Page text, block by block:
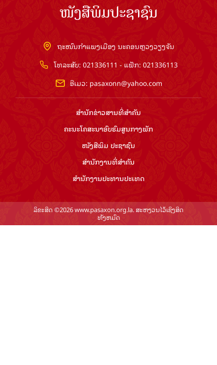
ໜັງສືພິມປະຊາຊົນ
ຖະໜົນກຳແພງເມືອງ ນະຄອນຫຼວງວຽງຈັນ
ໂທລະສັບ: 021336111 - ແຟັກ: 021336113
ອີເມວ: pasaxonn@yahoo.com
ສຳ​ນັກ​ຂ່າວ​ສານ​ທີ່​ສຳ​ຄັນ​
ຄະນະໂຄສະນາອົບຮົມ​ສູນ​ກາງ​ພັກ
ໜັງສືພິມ ປະ​ຊາ​ຊົນ
ສຳ​ນັກ​ງານ​ທີ່​ສຳ​ຄັນ
ສຳ​ນັກ​ງານ​ປະ​ທານ​ປະ​ເທດ
ລິຂະສິດ ©2026 www.pasaxon.org.la. ສະຫງວນໄວ້ເຊິງສິດ
ທັງຫມົດ